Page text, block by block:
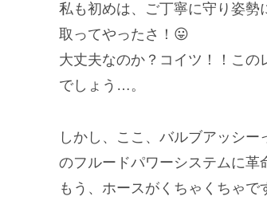
私も初めは、ご丁寧に守り姿勢
取ってやったさ！😛
大丈夫なのか？コイツ！！こ
でしょう…。
しかし、ここ、バルブアッシ
のフルードパワーシステムに革
もう、ホースがくちゃくちゃ